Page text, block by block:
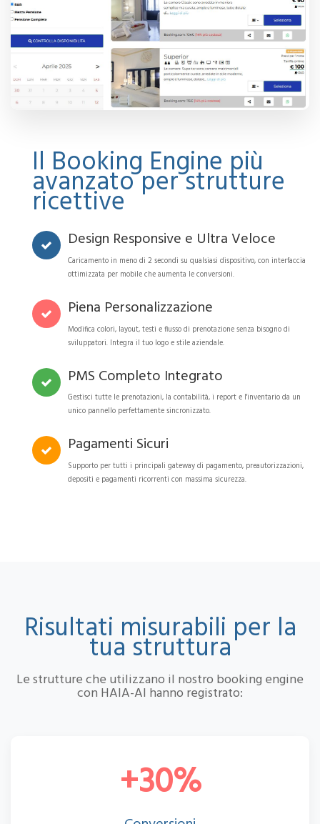
Il Booking Engine più
avanzato per strutture
ricettive
Design Responsive e Ultra Veloce
Caricamento in meno di 2 secondi su qualsiasi dispositivo, con interfaccia
ottimizzata per mobile che aumenta le conversioni.
Piena Personalizzazione
Modifica colori, layout, testi e flusso di prenotazione senza bisogno di
sviluppatori. Integra il tuo logo e stile aziendale.
PMS Completo Integrato
Gestisci tutte le prenotazioni, la contabilità, i report e l'inventario da un
unico pannello perfettamente sincronizzato.
Pagamenti Sicuri
Supporto per tutti i principali gateway di pagamento, preautorizzazioni,
depositi e pagamenti ricorrenti con massima sicurezza.
Risultati misurabili per la
tua struttura
Le strutture che utilizzano il nostro booking engine
con HAIA-AI hanno registrato:
+30%